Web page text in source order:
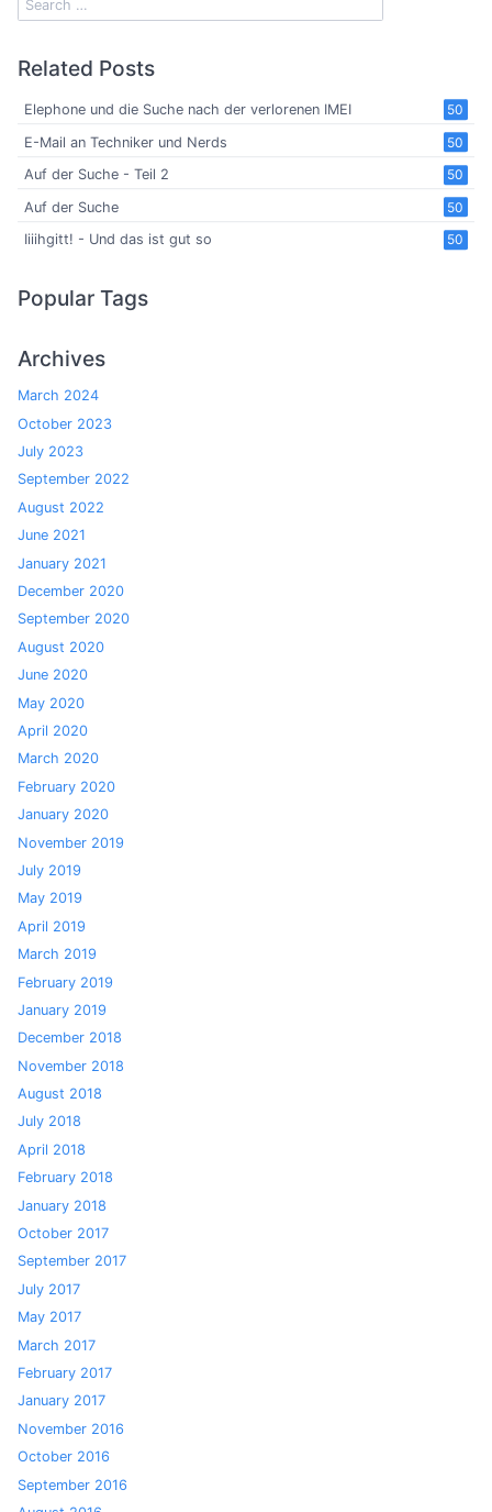
Related Posts
50
Elephone und die Suche nach der verlorenen IMEI
50
E-Mail an Techniker und Nerds
50
Auf der Suche - Teil 2
50
Auf der Suche
50
Iiiihgitt! - Und das ist gut so
Popular Tags
Archives
March 2024
October 2023
July 2023
September 2022
August 2022
June 2021
January 2021
December 2020
September 2020
August 2020
June 2020
May 2020
April 2020
March 2020
February 2020
January 2020
November 2019
July 2019
May 2019
April 2019
March 2019
February 2019
January 2019
December 2018
November 2018
August 2018
July 2018
April 2018
February 2018
January 2018
October 2017
September 2017
July 2017
May 2017
March 2017
February 2017
January 2017
November 2016
October 2016
September 2016